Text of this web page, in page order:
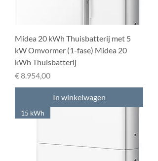
Midea 20 kWh Thuisbatterij met 5
kW Omvormer (1-fase) Midea 20
kWh Thuisbatterij
Prijs
€ 8.954,00
In winkelwagen
15 kWh